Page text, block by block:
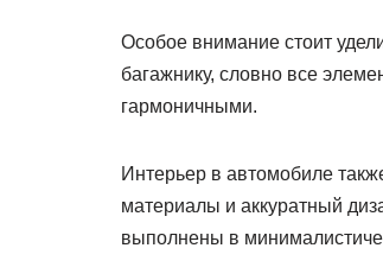
Особое внимание стоит
багажнику, словно все
гармоничными.
Интерьер в автомобиле
материалы и аккуратный
выполнены в